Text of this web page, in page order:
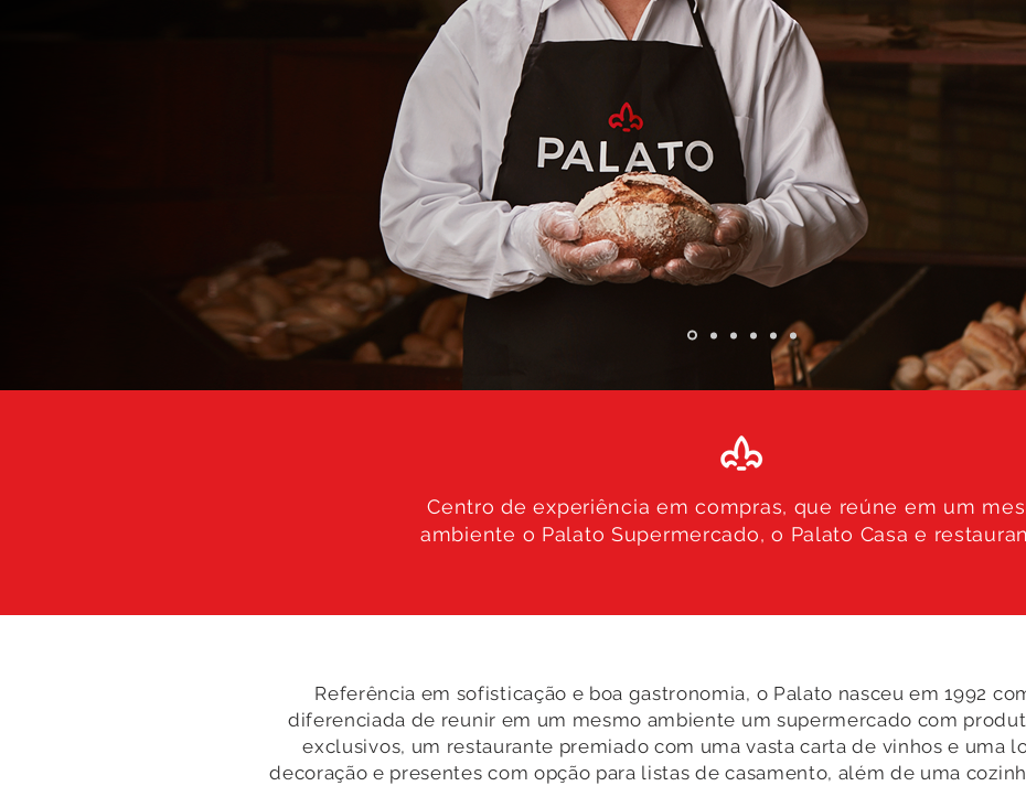
Centro de experiência em compras, que reúne em um
ambiente o Palato Supermercado, o Palato Casa e
Referência em sofisticação e boa gastronomia, o Palato nasceu em 1992
diferenciada de reunir em um mesmo ambiente um supermercado com
exclusivos, um restaurante premiado com uma vasta carta de vinhos e uma
decoração e presentes com opção para listas de casamento, além de uma